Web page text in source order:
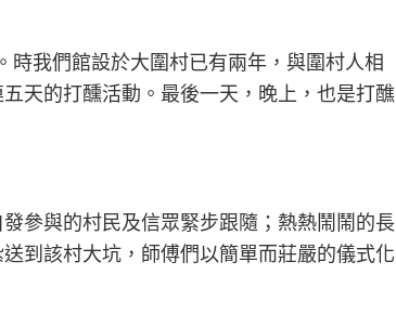
我們館設於大圍村已有兩年，與圍村人相
天的打醺活動。最後一天，晚上，也是打醮
參與的村民及信眾緊步跟隨；熱熱鬧鬧的長
到該村大坑，師傅們以簡單而莊嚴的儀式化